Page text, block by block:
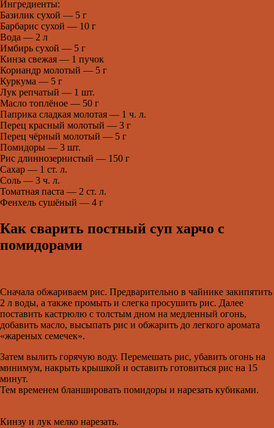
Ингредиенты:
Базилик сухой — 5 г
Барбарис сухой — 10 г
Вода — 2 л
Имбирь сухой — 5 г
Кинза свежая — 1 пучок
Кориандр молотый — 5 г
Куркума — 5 г
Лук репчатый — 1 шт.
Масло топлёное — 50 г
Паприка сладкая молотая — 1 ч. л.
Перец красный молотый — 3 г
Перец чёрный молотый — 5 г
Помидоры — 3 шт.
Рис длиннозернистый — 150 г
Сахар — 1 ст. л.
Соль — 3 ч. л.
Томатная паста — 2 ст. л.
Фенхель сушёный — 4 г
Как сварить постный суп харчо с
помидорами
Сначала обжариваем рис. Предварительно в чайнике закипятить
2 л воды, а также промыть и слегка просушить рис. Далее
поставить кастрюлю с толстым дном на медленный огонь,
добавить масло, высыпать рис и обжарить до легкого аромата
«жареных семечек».
Затем вылить горячую воду. Перемешать рис, убавить огонь на
минимум, накрыть крышкой и оставить готовиться рис на 15
минут.
Тем временем бланшировать помидоры и нарезать кубиками.
Кинзу и лук мелко нарезать.